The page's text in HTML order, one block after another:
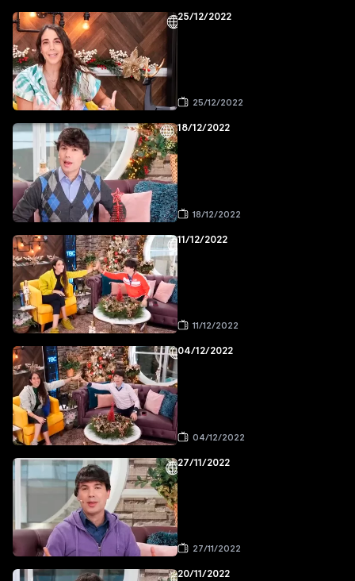
25/12/2022
25/12/2022
18/12/2022
18/12/2022
11/12/2022
11/12/2022
04/12/2022
04/12/2022
27/11/2022
27/11/2022
20/11/2022